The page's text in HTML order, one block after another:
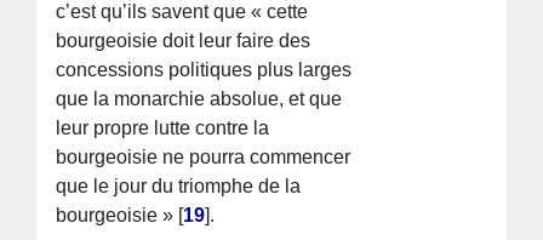
c’est qu’ils savent que « cette
bourgeoisie doit leur faire des
concessions politiques plus larges
que la monarchie absolue, et que
leur propre lutte contre la
bourgeoisie ne pourra commencer
que le jour du triomphe de la
bourgeoisie » [19].